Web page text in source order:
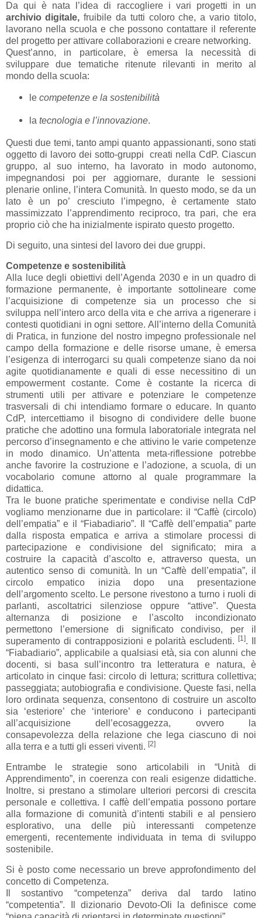
Da qui è nata l’idea di raccogliere i vari progetti in un
archivio digitale, fruibile da tutti coloro che, a vario titolo,
lavorano nella scuola e che possono contattare il referente
del progetto per attivare collaborazioni e creare networking.
Quest’anno, in particolare, è emersa la necessità di
sviluppare due tematiche ritenute rilevanti in merito al
mondo della scuola:
le competenze e la sostenibilità
la tecnologia e l’innovazione.
Questi due temi, tanto ampi quanto appassionanti, sono stati
oggetto di lavoro dei sotto-gruppi creati nella CdP. Ciascun
gruppo, al suo interno, ha lavorato in modo autonomo,
impegnandosi poi per aggiornare, durante le sessioni
plenarie online, l’intera Comunità. In questo modo, se da un
lato è un po’ cresciuto l’impegno, è certamente stato
massimizzato l’apprendimento reciproco, tra pari, che era
proprio ciò che ha inizialmente ispirato questo progetto.
Di seguito, una sintesi del lavoro dei due gruppi.
Competenze e sostenibilità
Alla luce degli obiettivi dell’Agenda 2030 e in un quadro di
formazione permanente, è importante sottolineare come
l’acquisizione di competenze sia un processo che si
sviluppa nell’intero arco della vita e che arriva a rigenerare i
contesti quotidiani in ogni settore. All’interno della Comunità
di Pratica, in funzione del nostro impegno professionale nel
campo della formazione e delle risorse umane, è emersa
l’esigenza di interrogarci su quali competenze siano da noi
agite quotidianamente e quali di esse necessitino di un
empowerment costante. Come è costante la ricerca di
strumenti utili per attivare e potenziare le competenze
trasversali di chi intendiamo formare o educare. In quanto
CdP, intercettiamo il bisogno di condividere delle buone
pratiche che adottino una formula laboratoriale integrata nel
percorso d’insegnamento e che attivino le varie competenze
in modo dinamico. Un’attenta meta-riflessione potrebbe
anche favorire la costruzione e l’adozione, a scuola, di un
vocabolario comune attorno al quale programmare la
didattica.
Tra le buone pratiche sperimentate e condivise nella CdP
vogliamo menzionarne due in particolare: il “Caffè (circolo)
dell’empatia” e il “Fiabadiario”. Il “Caffè dell’empatia” parte
dalla risposta empatica e arriva a stimolare processi di
partecipazione e condivisione del significato; mira a
costruire la capacità d’ascolto e, attraverso questa, un
autentico senso di comunità. In un “Caffè dell’empatia”, il
circolo empatico inizia dopo una presentazione
dell’argomento scelto. Le persone rivestono a turno i ruoli di
parlanti, ascoltatrici silenziose oppure “attive”. Questa
alternanza di posizione e l’ascolto incondizionato
permettono l’emersione di significato condiviso, per il
superamento di contrapposizioni e polarità escludenti.
[1]. Il
“Fiabadiario”, applicabile a qualsiasi età, sia con alunni che
docenti, si basa sull’incontro tra letteratura e natura, è
articolato in cinque fasi: circolo di lettura; scrittura collettiva;
passeggiata; autobiografia e condivisione. Queste fasi, nella
loro ordinata sequenza, consentono di costruire un ascolto
sia ‘esteriore’ che ‘interiore’ e conducono i partecipanti
all’acquisizione dell’ecosaggezza, ovvero la
consapevolezza della relazione che lega ciascuno di noi
alla terra e a tutti gli esseri viventi. [2]
Entrambe le strategie sono articolabili in “Unità di
Apprendimento”, in coerenza con reali esigenze didattiche.
Inoltre, si prestano a stimolare ulteriori percorsi di crescita
personale e collettiva. I caffè dell’empatia possono portare
alla formazione di comunità d’intenti stabili e al pensiero
esplorativo, una delle più interessanti competenze
emergenti, recentemente individuata in tema di sviluppo
sostenibile.
Si è posto come necessario un breve approfondimento del
concetto di Competenza.
Il sostantivo “competenza” deriva dal tardo latino
“competentia”. Il dizionario Devoto-Oli la definisce come